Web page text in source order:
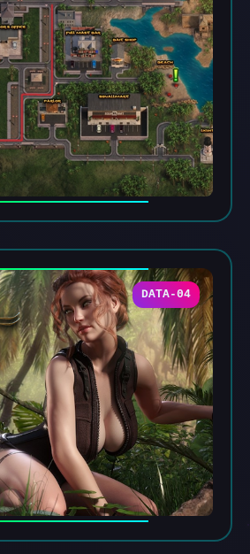
DATA-04